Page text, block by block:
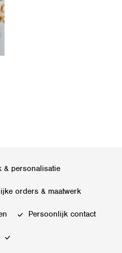
& personalisatie
orders & maatwerk
Persoonlijk contact